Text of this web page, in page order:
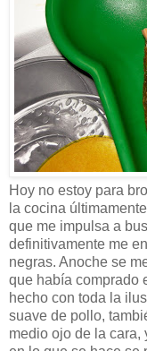
Hoy no estoy para
la cocina
que me impulsa a
definitivamente me
negras. Anoche se
que había comprado
hecho con toda la
suave de pollo,
medio ojo de la cara,